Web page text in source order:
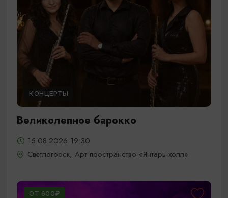
КОНЦЕРТЫ
Великолепное барокко
15.08.2026 19:30
Светлогорск, Арт-пространство «Янтарь-холл»
ОТ 600₽